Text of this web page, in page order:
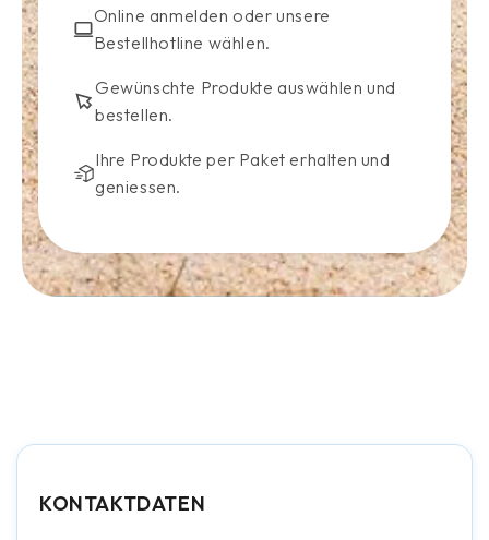
Online anmelden oder unsere
Bestellhotline wählen.
Gewünschte Produkte auswählen und
bestellen.
Ihre Produkte per Paket erhalten und
geniessen.
KONTAKTDATEN